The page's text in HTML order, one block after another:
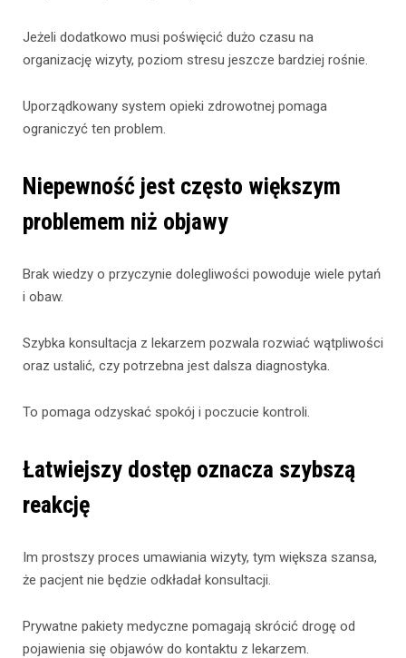
Jeżeli dodatkowo musi poświęcić dużo czasu na
organizację wizyty, poziom stresu jeszcze bardziej rośnie.
Uporządkowany system opieki zdrowotnej pomaga
ograniczyć ten problem.
Niepewność jest często większym
problemem niż objawy
Brak wiedzy o przyczynie dolegliwości powoduje wiele pytań
i obaw.
Szybka konsultacja z lekarzem pozwala rozwiać wątpliwości
oraz ustalić, czy potrzebna jest dalsza diagnostyka.
To pomaga odzyskać spokój i poczucie kontroli.
Łatwiejszy dostęp oznacza szybszą
reakcję
Im prostszy proces umawiania wizyty, tym większa szansa,
że pacjent nie będzie odkładał konsultacji.
Prywatne pakiety medyczne pomagają skrócić drogę od
pojawienia się objawów do kontaktu z lekarzem.